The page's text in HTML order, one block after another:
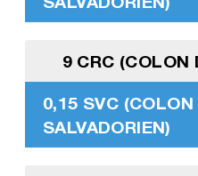
9 CRC (COLON
0,15 SVC (COLON
SALVADORIEN)